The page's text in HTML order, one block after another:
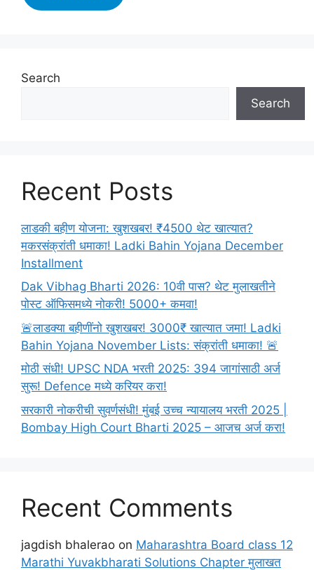
Board
परिचय
Sahityaprakar-
Prichay
Search
Search
Recent Posts
लाडकी बहीण योजना: खुशखबर! ₹4500 थेट खात्यात?
मकरसंक्रांती धमाका! Ladki Bahin Yojana December
Installment
Dak Vibhag Bharti 2026: 10वी पास? थेट मुलाखतीने
पोस्ट ऑफिसमध्ये नोकरी! 5000+ कमवा!
🚨लाडक्या बहीणींनो खुशखबर! 3000₹ खात्यात जमा! Ladki
Bahin Yojana November Lists: संक्रांती धमाका! 🚨
मोठी संधी! UPSC NDA भरती 2025: 394 जागांसाठी अर्ज
सुरू! Defence मध्ये करियर करा!
सरकारी नोकरीची सुवर्णसंधी! मुंबई उच्च न्यायालय भरती 2025 |
Bombay High Court Bharti 2025 – आजच अर्ज करा!
Recent Comments
jagdish bhalerao on Maharashtra Board class 12
Marathi Yuvakbharati Solutions Chapter मुलाखत